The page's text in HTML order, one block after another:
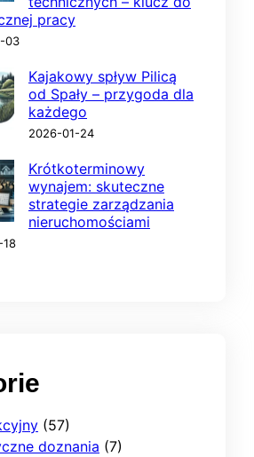
pracy
03
Kajakowy spływ Pilicą
od Spały – przygoda dla
każdego
2026-01-24
Krótkoterminowy
wynajem: skuteczne
strategie zarządzania
nieruchomościami
(57)
doznania (7)